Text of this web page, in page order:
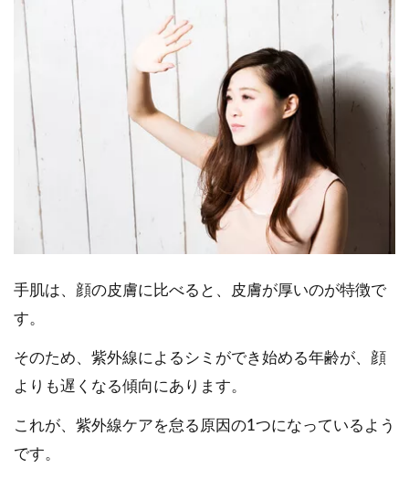
手肌は、顔の皮膚に比べると、皮膚が厚いのが特徴で
す。
そのため、紫外線によるシミができ始める年齢が、顔
よりも遅くなる傾向にあります。
これが、紫外線ケアを怠る原因の1つになっているよう
です。